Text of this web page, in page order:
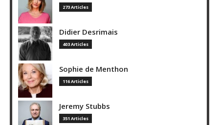
273 Articles
Didier Desrimais
403 Articles
Sophie de Menthon
116 Articles
Jeremy Stubbs
351 Articles